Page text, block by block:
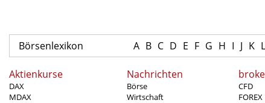
Börsenlexikon A B C D E F G H I J K L
Aktienkurse
DAX
MDAX
Nachrichten
Börse
Wirtschaft
CFD
FOREX